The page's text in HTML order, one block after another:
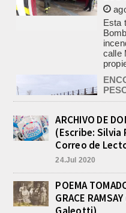
EL
Un
vida
en...
de la
CON
ARCHIVO DE
(Escribe: Silvia
Correo de
24.Jul 2020
POEMA
GRACE